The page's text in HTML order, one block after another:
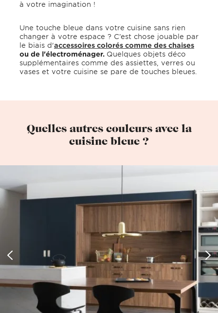
à votre imagination !
Une touche bleue dans votre cuisine sans rien
changer à votre espace ? C’est chose jouable par
le biais d'accessoires colorés comme des chaises
ou de l'électroménager. Quelques objets déco
supplémentaires comme des assiettes, verres ou
vases et votre cuisine se pare de touches bleues.
Quelles autres couleurs avec la
cuisine bleue ?